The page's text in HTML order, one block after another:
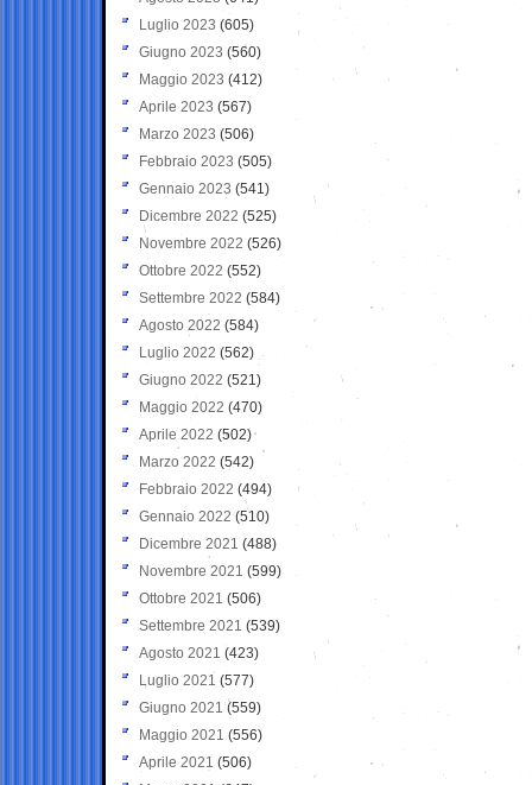
Luglio 2023 (605)
Giugno 2023 (560)
Maggio 2023 (412)
Aprile 2023 (567)
Marzo 2023 (506)
Febbraio 2023 (505)
Gennaio 2023 (541)
Dicembre 2022 (525)
Novembre 2022 (526)
Ottobre 2022 (552)
Settembre 2022 (584)
Agosto 2022 (584)
Luglio 2022 (562)
Giugno 2022 (521)
Maggio 2022 (470)
Aprile 2022 (502)
Marzo 2022 (542)
Febbraio 2022 (494)
Gennaio 2022 (510)
Dicembre 2021 (488)
Novembre 2021 (599)
Ottobre 2021 (506)
Settembre 2021 (539)
Agosto 2021 (423)
Luglio 2021 (577)
Giugno 2021(559)
Maggio 2021 (556)
Aprile 2021 (506)